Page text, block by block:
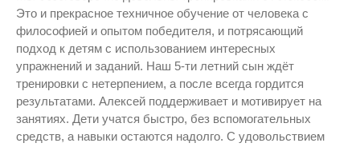
Это и прекрасное техничное обучение от человека с
философией и опытом победителя, и потрясающий
подход к детям с использованием интересных
упражнений и заданий. Наш 5-ти летний сын ждёт
тренировки с нетерпением, а после всегда гордится
результатами. Алексей поддерживает и мотивирует на
занятиях. Дети учатся быстро, без вспомогательных
средств, а навыки остаются надолго. С удовольствием